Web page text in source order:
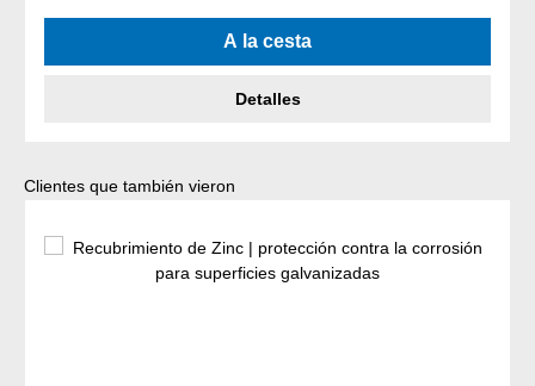
Calificación promedio de 5 de 5 estrellas
A la cesta
Detalles
Omitir la galería de productos
Clientes que también vieron